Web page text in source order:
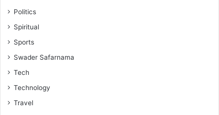
Politics
Spiritual
Sports
Swader Safarnama
Tech
Technology
Travel